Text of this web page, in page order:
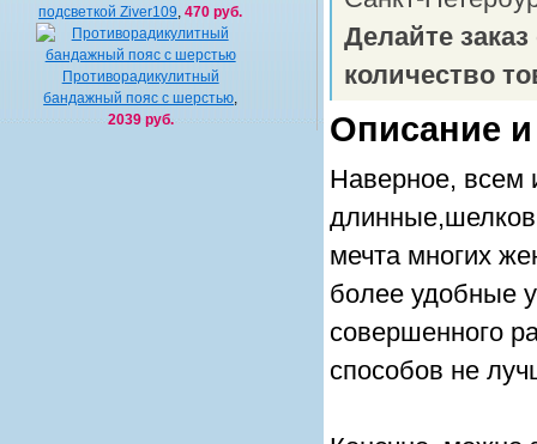
подсветкой Ziver109 ,470 руб.
Противорадикулитный
бандажный пояс с шерстью
2039 руб.
Делайте
количество
Описание
Наверное, всем
мечта многих
более удобные
совершенного
способов не